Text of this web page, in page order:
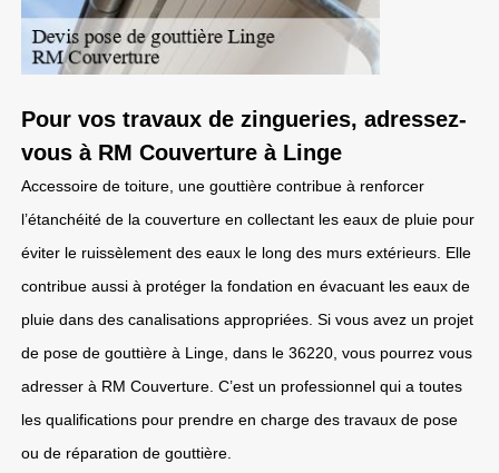
Pour vos travaux de zingueries, adressez-
vous à RM Couverture à Linge
Accessoire de toiture, une gouttière contribue à renforcer
l’étanchéité de la couverture en collectant les eaux de pluie pour
éviter le ruissèlement des eaux le long des murs extérieurs. Elle
contribue aussi à protéger la fondation en évacuant les eaux de
pluie dans des canalisations appropriées. Si vous avez un projet
de pose de gouttière à Linge, dans le 36220, vous pourrez vous
adresser à RM Couverture. C’est un professionnel qui a toutes
les qualifications pour prendre en charge des travaux de pose
ou de réparation de gouttière.